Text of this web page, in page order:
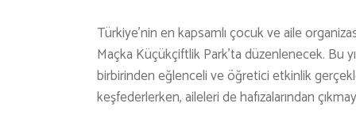
Türkiye’nin en kapsamlı çocuk ve aile
Maçka Küçükçiftlik Park’ta düzenlenecek. Bu
birbirinden eğlenceli ve öğretici etkinlik
keşfederlerken, aileleri de hafızalarından